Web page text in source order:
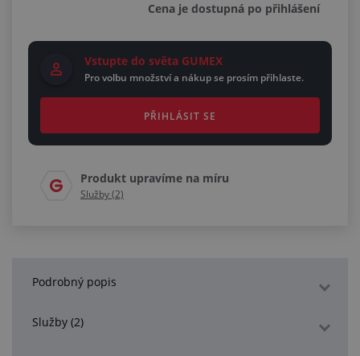
Cena je dostupná po přihlášení
Vstupte do světa GUMEX
Pro volbu množství a nákup se prosím přihlaste.
PŘIHLÁSIT SE
Produkt upravíme na míru
Služby (2)
Podrobný popis
Služby (2)